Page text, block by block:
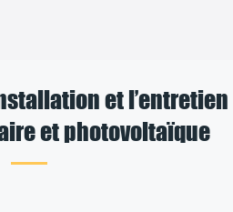
et l’entretien
et photovoltaïque